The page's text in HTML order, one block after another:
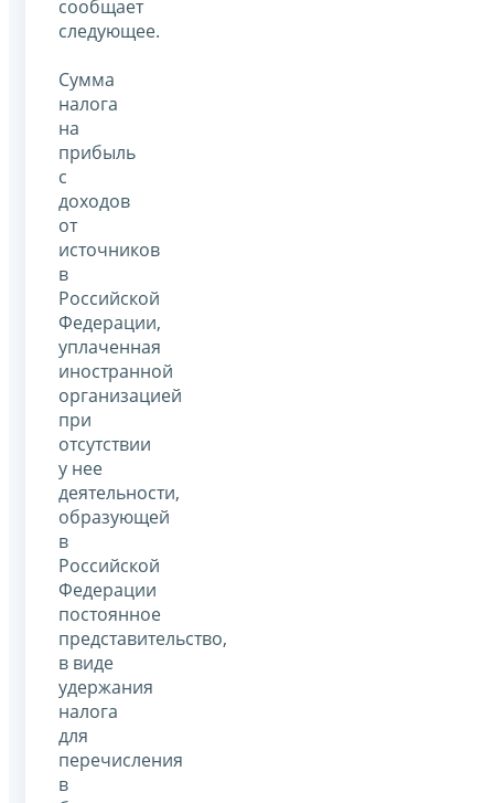
сообщает
следующее.
Сумма
налога
на
прибыль
с
доходов
от
источников
в
Российской
Федерации,
уплаченная
иностранной
организацией
при
отсутствии
у нее
деятельности,
образующей
в
Российской
Федерации
постоянное
представительство,
в виде
удержания
налога
для
перечисления
в